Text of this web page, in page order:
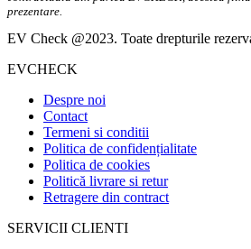
prezentare.
EV Check @2023. Toate drepturile
EVCHECK
Despre noi
Contact
Termeni si conditii
Politica de confidențialitate
Politica de cookies
Politică livrare si retur
Retragere din contract
SERVICII CLIENTI